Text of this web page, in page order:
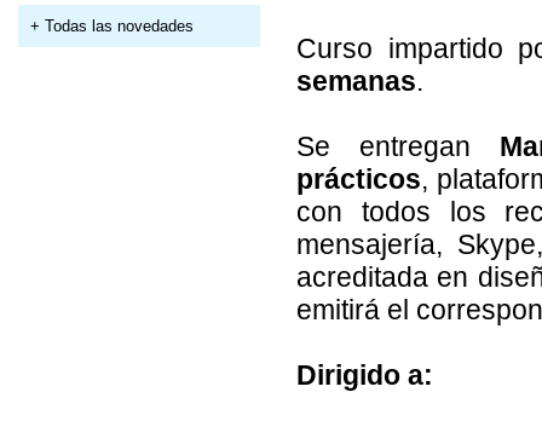
+ Todas las novedades
Curso impartido
semanas.
Se entregan
prácticos,
con todos los
mensajería,
acreditada en
emitirá el
Dirigido a: